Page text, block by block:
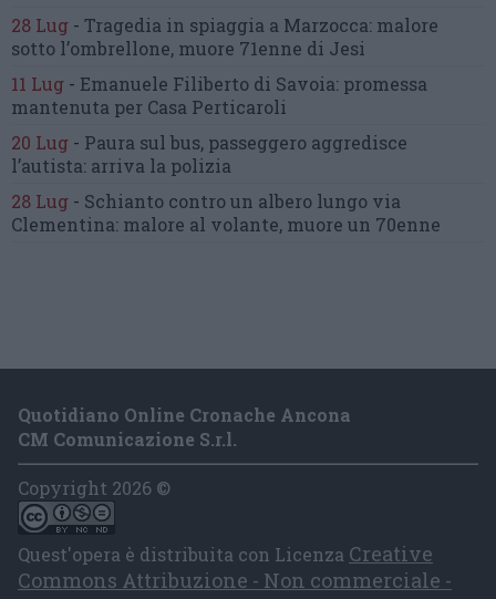
28 Lug - Tragedia in spiaggia a Marzocca: malore
sotto l’ombrellone, muore 71enne di Jesi
11 Lug - Emanuele Filiberto di Savoia: promessa
mantenuta per Casa Perticaroli
20 Lug - Paura sul bus, passeggero aggredisce
l’autista: arriva la polizia
28 Lug - Schianto contro un albero lungo via
Clementina: malore al volante, muore un 70enne
Quotidiano Online Cronache Ancona
CM Comunicazione S.r.l.
Copyright 2026 ©
Quest'opera è distribuita con Licenza Creative
Commons Attribuzione - Non commerciale -